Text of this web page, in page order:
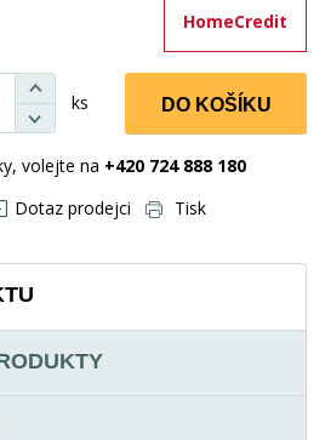
HomeCredit
ks DO KOŠÍKU
volejte na +420 724 888 180
Dotaz prodejci Tisk